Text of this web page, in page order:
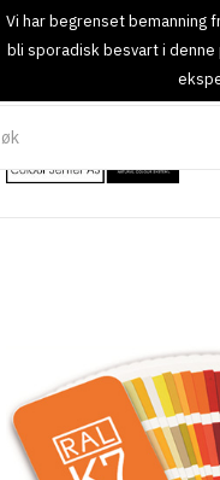
Vi har begrenset bemanning
bli sporadisk besvart i